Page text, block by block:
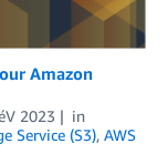
Amazon
2023
in
Service (S3), AWS